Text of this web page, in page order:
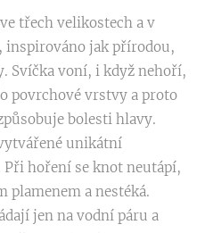
třech velikostech a v
jak přírodou,
Svíčka voní, i když nehoří,
povrchové vrstvy a proto
bolesti hlavy.
unikátní
hoření se knot neutápí,
a nestéká.
jen na vodní páru a